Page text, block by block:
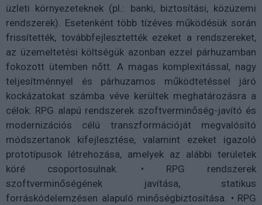
üzleti környezeteknek (pl.: banki, biztosítási, közüzemi
rendszerek). Esetenként több tízéves működésük során
frissítették, továbbfejlesztették ezeket a rendszereket,
az üzemeltetési költségük azonban ezzel párhuzamban
fokozott ütemben nőtt. A magas komplexitással, nagy
teljesítménnyel és párhuzamos működtetéssel járó
kockázatokat számba véve kerültek meghatározásra a
célok: RPG alapú rendszerek szoftverminőség-javító és
modernizációs célú transzformációját megvalósító
módszertanok kifejlesztése, valamint ezeket igazoló
prototípusok létrehozása, amelyek az alábbi területek
köré csoportosulnak. • RPG rendszerek
szoftverminőségének javítása, statikus
forráskódelemzésen alapuló minőségbiztosítása. • RPG